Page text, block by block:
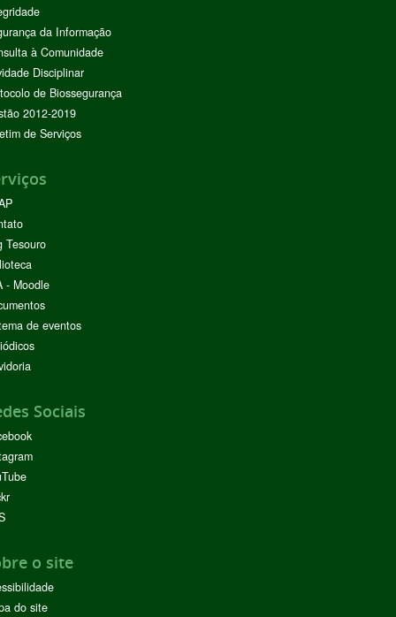
da Informação
à Comunidade
Disciplinar
de Biossegurança
2012-2019
de Serviços
Tesouro
- Moodle
de eventos
Sociais
o site
do site